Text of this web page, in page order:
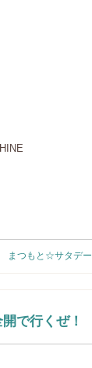
まつもと☆サタデ
で行くぜ！